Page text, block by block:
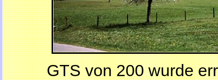
GTS von 200 wurde